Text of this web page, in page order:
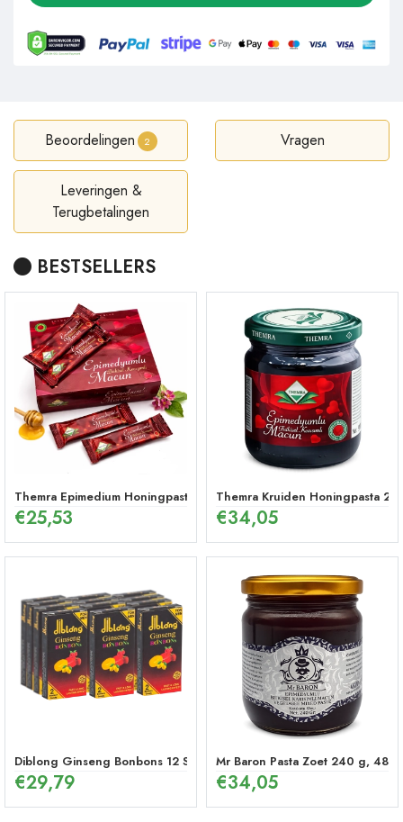
Beoordelingen 2 Vragen
Leveringen &
Terugbetalingen
BESTSELLERS
Themra Epimedium Honingpasta in Stick – Energetische Kruidenmix
€25,53
Themra Kruiden Honingpasta
€34,05
Diblong Ginseng Bonbons 12 Stuks
€29,79
Mr Baron Pasta Zoet 240 g, 48
€34,05